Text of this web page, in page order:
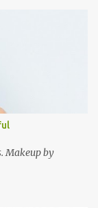
Makeup by